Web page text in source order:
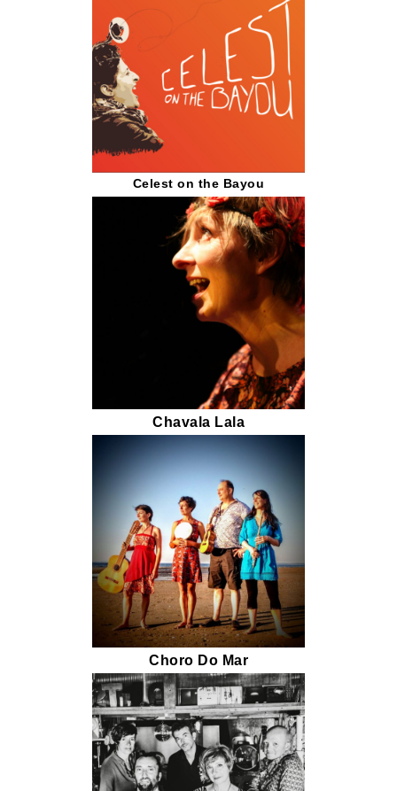
Celest on the Bayou
Chavala Lala
Choro Do Mar